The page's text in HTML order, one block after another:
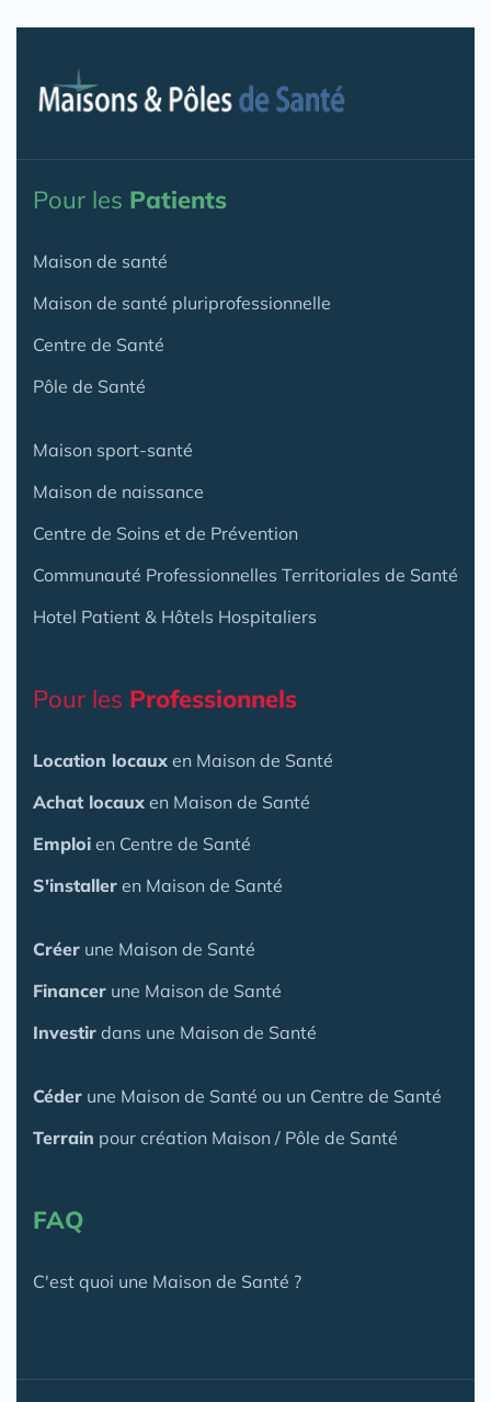
Pour les Patients
Maison de santé
Maison de santé pluriprofessionnelle
Centre de Santé
Pôle de Santé
Maison sport-santé
Maison de naissance
Centre de Soins et de Prévention
Communauté Professionnelles Territoriales de Santé
Hotel Patient & Hôtels Hospitaliers
Pour les Professionnels
Location locaux en Maison de Santé
Achat locaux en Maison de Santé
Emploi en Centre de Santé
S'installer en Maison de Santé
Créer une Maison de Santé
Financer une Maison de Santé
Investir dans une Maison de Santé
Céder une Maison de Santé ou un Centre de Santé
Terrain pour création Maison / Pôle de Santé
FAQ
C'est quoi une Maison de Santé ?